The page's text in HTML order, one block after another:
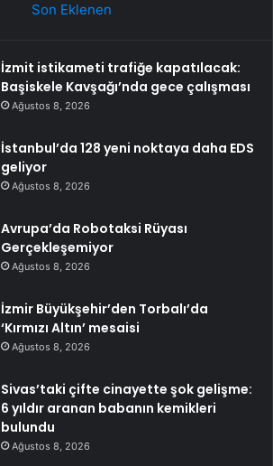
Son Eklenen
İzmit istikameti trafiğe kapatılacak:
Başiskele Kavşağı’nda gece çalışması
Ağustos 8, 2026
İstanbul’da 128 yeni noktaya daha EDS
geliyor
Ağustos 8, 2026
Avrupa’da Robotaksi Rüyası
Gerçekleşemiyor
Ağustos 8, 2026
İzmir Büyükşehir’den Torbalı’da
‘Kırmızı Altın’ mesaisi
Ağustos 8, 2026
Sivas’taki çifte cinayette şok gelişme:
6 yıldır aranan babanın kemikleri
bulundu
Ağustos 8, 2026